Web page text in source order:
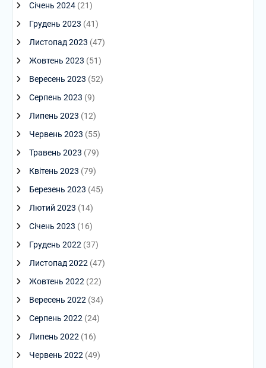
Січень 2024(21)
Грудень 2023 (41)
Листопад 2023 (47)
Жовтень 2023 (51)
Вересень 2023 (52)
Серпень 2023 (9)
Липень 2023 (12)
Червень 2023 (55)
Травень 2023 (79)
Квітень 2023 (79)
Березень 2023 (45)
Лютий 2023 (14)
Січень 2023 (16)
Грудень 2022(37)
Листопад 2022(47)
Жовтень 2022(22)
Вересень 2022(34)
Серпень 2022(24)
Липень 2022(16)
Червень 2022(49)